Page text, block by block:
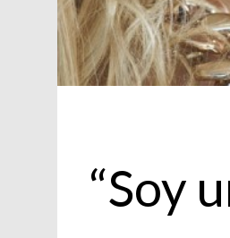
“Soy